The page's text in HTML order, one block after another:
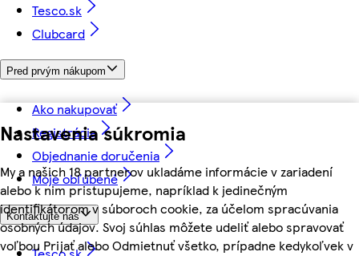
Nastavenia súkromia
My a našich 18 partnerov ukladáme informácie v zariadení
alebo k nim pristupujeme, napríklad k jedinečným
identifikátorom v súboroch cookie, za účelom spracúvania
osobných údajov. Svoj súhlas môžete udeliť alebo spravovať
voľbou Prijať alebo Odmietnuť všetko, prípadne kedykoľvek v
Tesco.sk
Clubcard
Pred prvým nákupom
Ako nakupovať
Registrácia
Objednanie doručenia
Moje obľúbené
Kontaktujte nás